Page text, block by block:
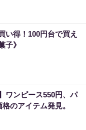
い得！100円台で買え
子》
ワンピース550円、パ
のアイテム発見。